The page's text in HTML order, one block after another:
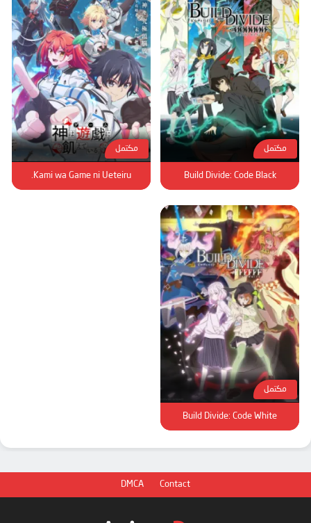
مكتمل
Build Divide: Code Black
مكتمل
Kami wa Game ni Ueteiru.
مكتمل
Build Divide: Code White
DMCA Contact